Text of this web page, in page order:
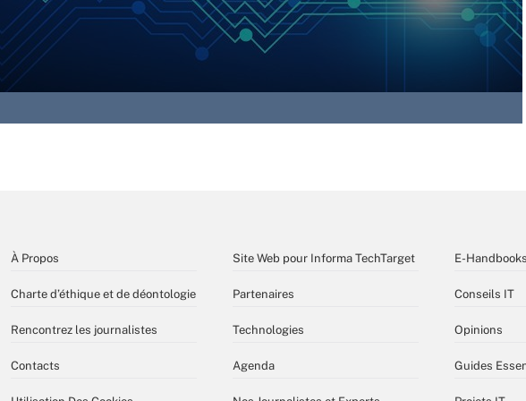
À Propos
Charte d’éthique et de déontologie
Rencontrez les journalistes
Contacts
Site Web pour Informa TechTarget
Partenaires
Technologies
Agenda
E-Handbooks
Conseils IT
Opinions
Guides